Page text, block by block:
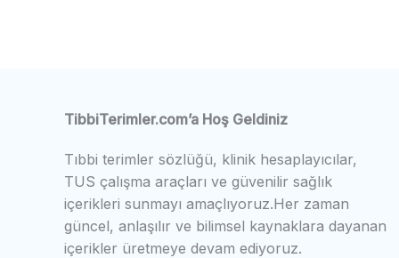
TibbiTerimler.com’a Hoş Geldiniz
Tıbbi terimler sözlüğü, klinik hesaplayıcılar,
TUS çalışma araçları ve güvenilir sağlık
içerikleri sunmayı amaçlıyoruz.Her zaman
güncel, anlaşılır ve bilimsel kaynaklara dayanan
içerikler üretmeye devam ediyoruz.